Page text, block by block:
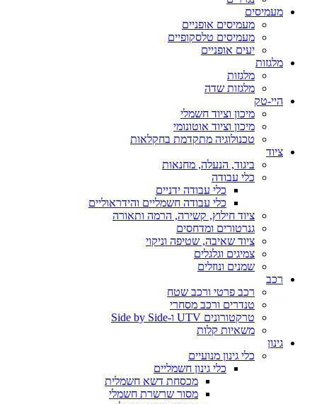
מעמיסים
מעמיסים אופניים
מעמיסים טלסקופיים
יעים אופניים
מלגזות
מלגזות
מלגזות שדה
היי-טק
מיכון וציוד חשמלי
מיכון וציוד אוטונומי
טכנולוגיה מתקדמת בחקלאות
ציוד
ביגוד, הנעלה, מחנאות
כלי עבודה
כלי עבודה ידניים
כלי עבודה חשמליים והידראוליים
ציוד חילוץ, קשירה, הרמה ותאורה
גנרטורים ומדחסים
ציוד שאיבה, שטיפה וניקוי
צמיגים וגלגלים
שמנים ונוזלים
רכב
רכב פרטי ורכב שטח
טנדרים ורכב מסחרי
טרקטורונים UTV ו-Side by Side
משאיות קלות
גינון
כלי גינון מנועיים
כלי גינון חשמליים
מכסחת דשא חשמלית
מסור שרשרת חשמלי